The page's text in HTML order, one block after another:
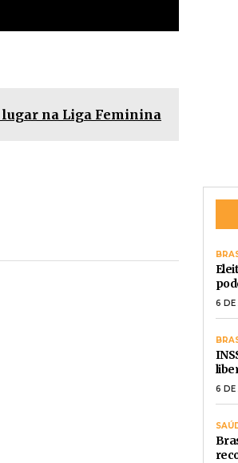
lugar na Liga Feminina
6 DE
6 DE